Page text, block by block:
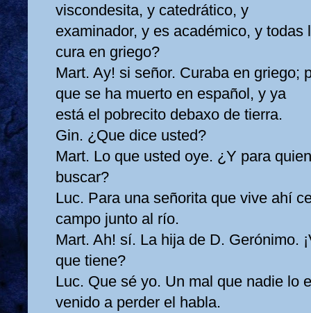
viscondesita, y catedrático, y
examinador, y es académico, y todas
cura en griego?
Mart. Ay! si señor. Curaba en griego;
que se ha muerto en español, y ya
está el pobrecito debaxo de tierra.
Gin. ¿Que dice usted?
Mart. Lo que usted oye. ¿Y para
buscar?
Luc. Para una señorita que vive ahí
campo junto al río.
Mart. Ah! sí. La hija de D. Gerónimo.
que tiene?
Luc. Que sé yo. Un mal que nadie lo
venido a perder el habla.